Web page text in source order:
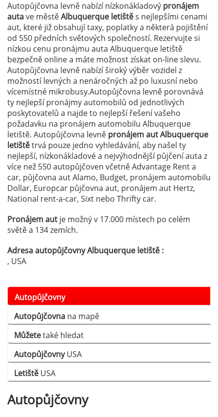
Autopůjčovna levně nabízí nízkonákladový pronájem
autave městěAlbuquerque letištěs nejlepšími cenami
aut, které již obsahují taxy, poplatky a některá pojištění
od 550 předních světových společností. Rezervujte si
nízkou cenu pronájmu auta Albuquerque letiště
bezpečně online a máte možnost získat on-line slevu.
Autopůjčovna levně nabízí široký výběr vozidel z
možností levných a nenáročných až po luxusní nebo
vícemístné mikrobusy.Autopůjčovna levně porovnává
ty nejlepší pronájmy automobilů od jednotlivých
poskytovatelů a najde to nejlepší řešení vašeho
požadavku na pronájem automobilu Albuquerque
letiště. Autopůjčovna levně pronájem aut Albuquerque
letištětrvá pouze jedno vyhledávání, aby našel ty
nejlepší, nízkonákladové a nejvýhodnější půjčení auta z
více než 550 autopůjčoven včetně Advantage Rent a
car, půjčovna aut Alamo, Budget, pronájem automobilu
Dollar, Europcar půjčovna aut, pronájem aut Hertz,
National rent-a-car, Sixt nebo Thrifty car.
Pronájem aut je možný v 17.000 místech po celém
světě a 134 zemích.
Adresa autopůjčovny Albuquerque letiště :
, USA
Autopůjčovny
Autopůjčovna na mapě
Můžetetaké hledat
AutopůjčovnyUSA
Letiště USA
Autopůjčovny